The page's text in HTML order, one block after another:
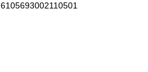
6105693002110501